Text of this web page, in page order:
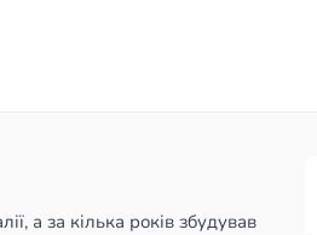
а за кілька років збудував